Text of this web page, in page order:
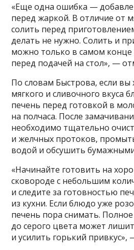
«Еще одна ошибка —
перед жаркой. В отличие от
солить перед
делать не нужно. Солить и
можно только в самом
перед подачей на стол», —
По словам Быстрова, если вы
мягкого и сливочного вкуса
печень перед готовкой в
на полчаса. После
необходимо тщательно
и желчных протоков,
водой и обсушить
«Начинайте готовить на
сковороде с небольшим
и следите за готовностью
из кухни. Если блюдо уже
печень пора снимать.
до серого цвета может
и усилить горький привкус»,